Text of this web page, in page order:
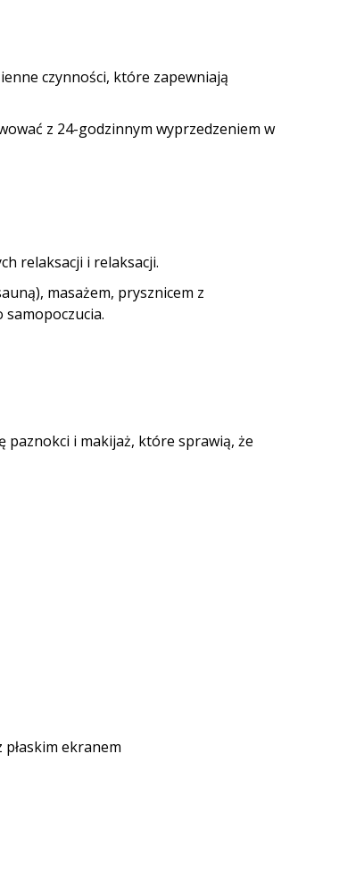
czynności, które zapewniają
z 24-godzinnym wyprzedzeniem w
relaksacji i relaksacji.
masażem, prysznicem z
paznokci i makijaż, które sprawią, że
ekranem